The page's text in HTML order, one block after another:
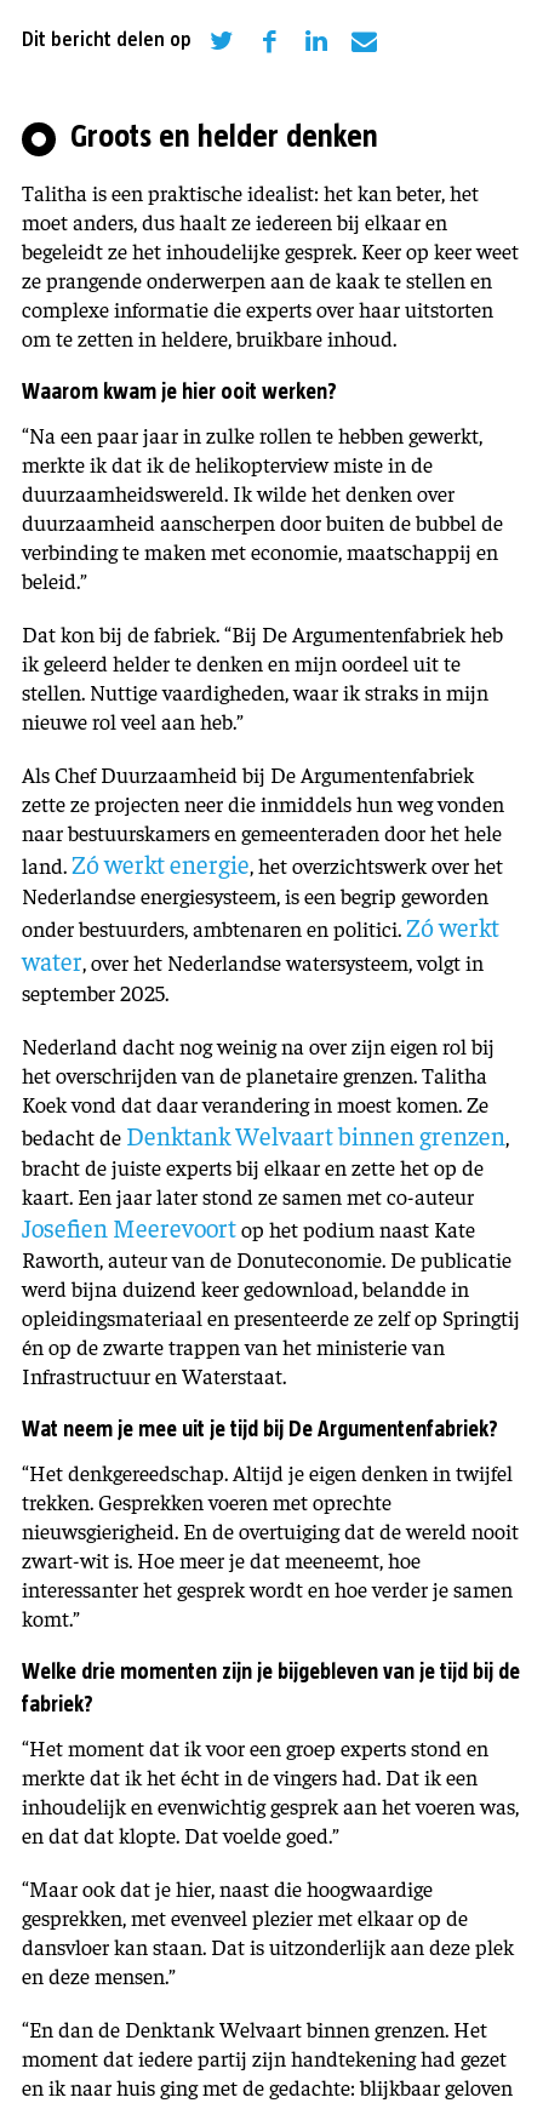
Dit bericht delen op
Groots en helder denken
Talitha is een praktische idealist: het kan beter, het
moet anders, dus haalt ze iedereen bij elkaar en
begeleidt ze het inhoudelijke gesprek. Keer op keer weet
ze prangende onderwerpen aan de kaak te stellen en
complexe informatie die experts over haar uitstorten
om te zetten in heldere, bruikbare inhoud.
Waarom kwam je hier ooit werken?
“Na een paar jaar in zulke rollen te hebben gewerkt,
merkte ik dat ik de helikopterview miste in de
duurzaamheidswereld. Ik wilde het denken over
duurzaamheid aanscherpen door buiten de bubbel de
verbinding te maken met economie, maatschappij en
beleid.”
Dat kon bij de fabriek. “Bij De Argumentenfabriek heb
ik geleerd helder te denken en mijn oordeel uit te
stellen. Nuttige vaardigheden, waar ik straks in mijn
nieuwe rol veel aan heb.”
Als Chef Duurzaamheid bij De Argumentenfabriek
zette ze projecten neer die inmiddels hun weg vonden
naar bestuurskamers en gemeenteraden door het hele
land.Zó werkt energie, het overzichtswerk over het
Nederlandse energiesysteem, is een begrip geworden
onder bestuurders, ambtenaren en politici.Zó werkt
water, over het Nederlandse watersysteem, volgt in
september 2025.
Nederland dacht nog weinig na over zijn eigen rol bij
het overschrijden van de planetaire grenzen. Talitha
Koek vond dat daar verandering in moest komen. Ze
bedacht de Denktank Welvaart binnen grenzen,
bracht de juiste experts bij elkaar en zette het op de
kaart. Een jaar later stond ze samen met co-auteur
Josefien Meerevoortop het podium naast Kate
Raworth, auteur van de Donuteconomie. De publicatie
werd bijna duizend keer gedownload, belandde in
opleidingsmateriaal en presenteerde ze zelf op Springtij
én op de zwarte trappen van het ministerie van
Infrastructuur en Waterstaat.
Wat neem je mee uit je tijd bij De Argumentenfabriek?
“Het denkgereedschap. Altijd je eigen denken in twijfel
trekken. Gesprekken voeren met oprechte
nieuwsgierigheid. En de overtuiging dat de wereld nooit
zwart-wit is. Hoe meer je dat meeneemt, hoe
interessanter het gesprek wordt en hoe verder je samen
komt.”
Welke drie momenten zijn je bijgebleven van je tijd bij de
fabriek?
“Het moment dat ik voor een groep experts stond en
merkte dat ik het écht in de vingers had. Dat ik een
inhoudelijk en evenwichtig gesprek aan het voeren was,
en dat dat klopte. Dat voelde goed.”
“Maar ook dat je hier, naast die hoogwaardige
gesprekken, met evenveel plezier met elkaar op de
dansvloer kan staan. Dat is uitzonderlijk aan deze plek
en deze mensen.”
“En dan de Denktank Welvaart binnen grenzen. Het
moment dat iedere partij zijn handtekening had gezet
en ik naar huis ging met de gedachte: blijkbaar geloven